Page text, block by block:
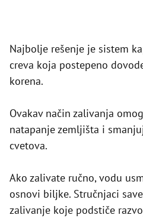
Najbolje rešenje je sistem
creva koja postepeno
korena.
Ovakav način zalivanja
natapanje zemljišta i
cvetova.
Ako zalivate ručno, vodu
osnovi biljke. Stručnjaci
zalivanje koje podstiče